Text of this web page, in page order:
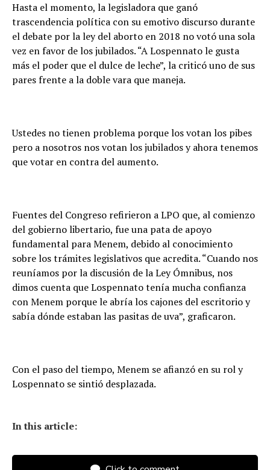
Hasta el momento, la legisladora que ganó
trascendencia política con su emotivo discurso durante
el debate por la ley del aborto en 2018 no votó una sola
vez en favor de los jubilados. “A Lospennato le gusta
más el poder que el dulce de leche”, la criticó uno de sus
pares frente a la doble vara que maneja.
Ustedes no tienen problema porque los votan los pibes
pero a nosotros nos votan los jubilados y ahora tenemos
que votar en contra del aumento.
Fuentes del Congreso refirieron a LPO que, al comienzo
del gobierno libertario, fue una pata de apoyo
fundamental para Menem, debido al conocimiento
sobre los trámites legislativos que acredita. “Cuando nos
reuníamos por la discusión de la Ley Ómnibus, nos
dimos cuenta que Lospennato tenía mucha confianza
con Menem porque le abría los cajones del escritorio y
sabía dónde estaban las pasitas de uva”, graficaron.
Con el paso del tiempo, Menem se afianzó en su rol y
Lospennato se sintió desplazada.
In this article: